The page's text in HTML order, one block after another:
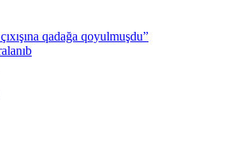
qadağa qoyulmuşdu”